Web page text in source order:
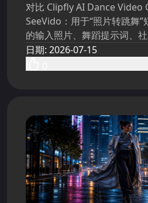
对比 Clipfly AI Dance Video
SeeVido：用于“照片转跳舞
的输入照片、舞蹈提示词、
与导出选项。
日期: 2026-07-15